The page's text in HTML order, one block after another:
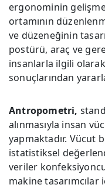
ergonominin
ortamının
ve düzeneğinin
postürü, araç ve
insanlarla ilgili
sonuçlarından
Antropometri,
alınmasıyla insan
yapmaktadır. Vücut
istatistiksel
veriler
makine